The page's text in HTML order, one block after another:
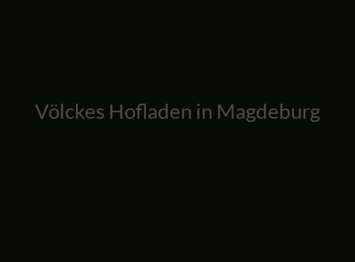
Völckes Hofladen in Magdeburg